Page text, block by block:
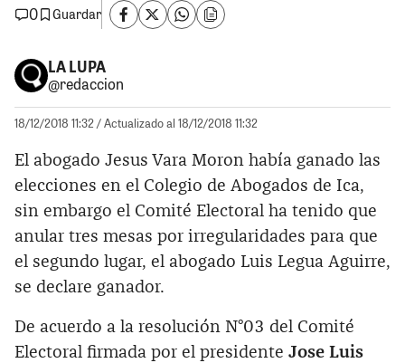
0
Guardar
LA LUPA
@redaccion
18/12/2018 11:32/ Actualizado al 18/12/2018 11:32
El abogado Jesus Vara Moron había ganado las
elecciones en el Colegio de Abogados de Ica,
sin embargo el Comité Electoral ha tenido que
anular tres mesas por irregularidades para que
el segundo lugar, el abogado Luis Legua Aguirre,
se declare ganador.
De acuerdo a la resolución N°03 del Comité
Electoral firmada por el presidente Jose Luis